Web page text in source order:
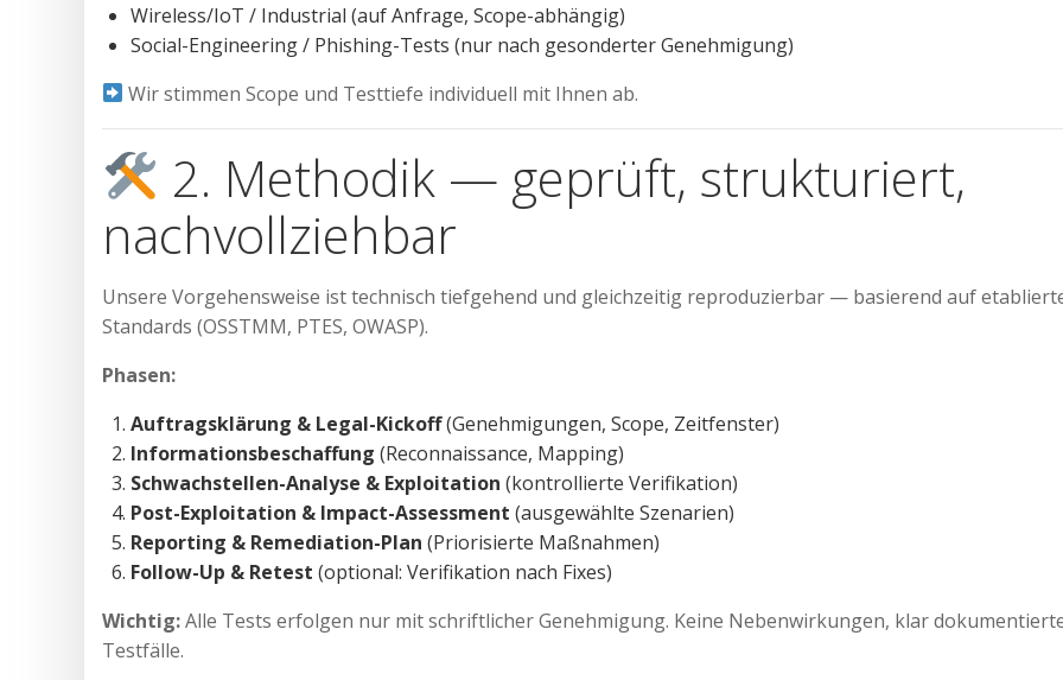
Wireless/IoT / Industrial (auf Anfrage, Scope-abhängig)
Social-Engineering / Phishing-Tests (nur nach gesonderter Genehmigung)
Wir stimmen Scope und Testtiefe individuell mit Ihnen ab.
2. Methodik — geprüft, strukturiert,
nachvollziehbar
Unsere Vorgehensweise ist technisch tiefgehend und gleichzeitig reproduzierbar — basierend auf
Standards (OSSTMM, PTES, OWASP).
Phasen:
Auftragsklärung & Legal-Kickoff(Genehmigungen, Scope, Zeitfenster)
Informationsbeschaffung (Reconnaissance, Mapping)
Schwachstellen-Analyse & Exploitation (kontrollierte Verifikation)
Post-Exploitation & Impact-Assessment (ausgewählte Szenarien)
Reporting & Remediation-Plan (Priorisierte Maßnahmen)
Follow-Up & Retest (optional: Verifikation nach Fixes)
Wichtig:Alle Tests erfolgen nur mit schriftlicher Genehmigung. Keine Nebenwirkungen, klar
Testfälle.